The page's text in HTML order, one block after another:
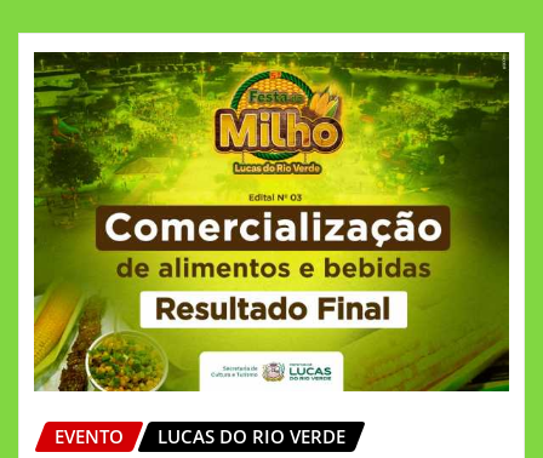
EVENTO LUCAS DO RIO VERDE